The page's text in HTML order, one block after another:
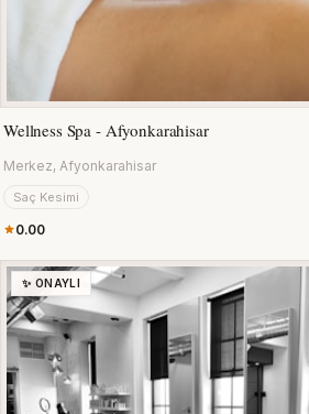
Wellness Spa - Afyonkarahisar
Merkez, Afyonkarahisar
Saç Kesimi
0.00
✨ ONAYLI